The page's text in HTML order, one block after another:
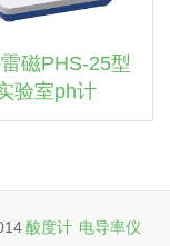
磁PHS-25型
验室ph计
酸度计 电导率仪